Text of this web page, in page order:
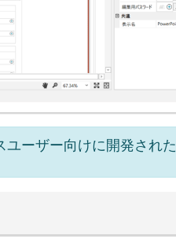
ユーザー向けに開発された